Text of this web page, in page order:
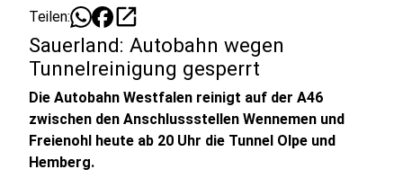
Teilen: open_in_new
Sauerland: Autobahn wegen
Tunnelreinigung gesperrt
Die Autobahn Westfalen reinigt auf der A46
zwischen den Anschlussstellen Wennemen und
Freienohl heute ab 20 Uhr die Tunnel Olpe und
Hemberg.